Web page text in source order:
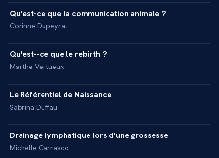
REPORTAGE
Qu'est-ce que la communication animale ?
Corinne Dupeyrat
REPORTAGE
Qu'est--ce que le rebirth ?
Marthe Vertueux
REPORTAGE
Le Référentiel de Naissance
Sabrina Duffau
REPORTAGE
Drainage lymphatique lors d'une grossesse
Michelle Carrasco